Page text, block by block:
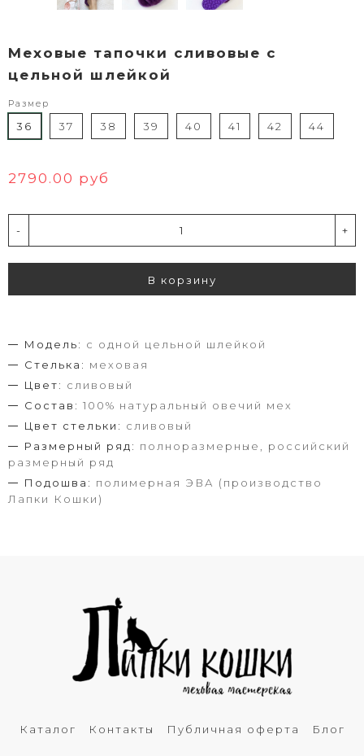
Меховые тапочки сливовые с
цельной шлейкой
Размер
36 37 38 39 40 41 42 44
2790.00 руб
- +
В корзину
Модель: с одной цельной шлейкой
Стелька: меховая
Цвет: сливовый
Состав: 100% натуральный овечий мех
Цвет стельки: сливовый
Размерный ряд: полноразмерные, российский
размерный ряд
Подошва: полимерная ЭВА (производство
Лапки Кошки)
Каталог Контакты Публичная оферта Блог